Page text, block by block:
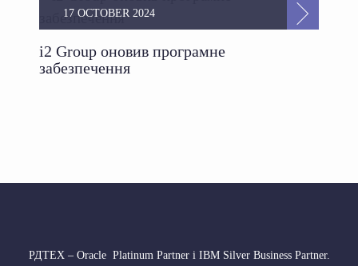
i2 Group оновив програмне
забезпечення
17 OCTOBER 2024
РДТЕХ – Oracle Platinum Partner і IBM Silver Business Partner.